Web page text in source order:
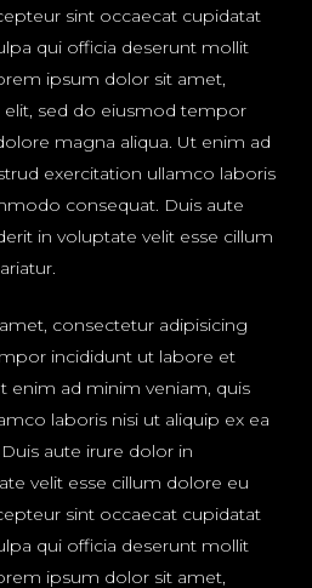
sint occaecat cupidatat
qui officia deserunt mollit
ipsum dolor sit amet,
sed do eiusmod tempor
magna aliqua. Ut enim ad
exercitation ullamco laboris
consequat. Duis aute
in voluptate velit esse cillum
consectetur adipisicing
incididunt ut labore et
enim ad minim veniam, quis
laboris nisi ut aliquip ex ea
aute irure dolor in
velit esse cillum dolore eu
sint occaecat cupidatat
qui officia deserunt mollit
ipsum dolor sit amet,